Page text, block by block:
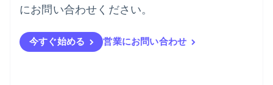
にお問い合わせください。
今すぐ始める 営業にお問い合わせ
フィンランド
ブラジル
PortuguêsEnglish
フランス